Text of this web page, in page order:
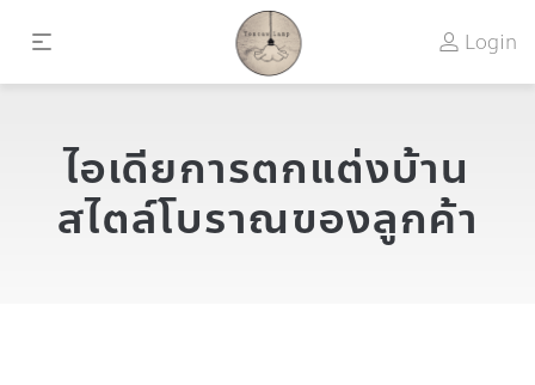
Login
ไอเดียการตกแต่งบ้าน
สไตล์โบราณของลูกค้า